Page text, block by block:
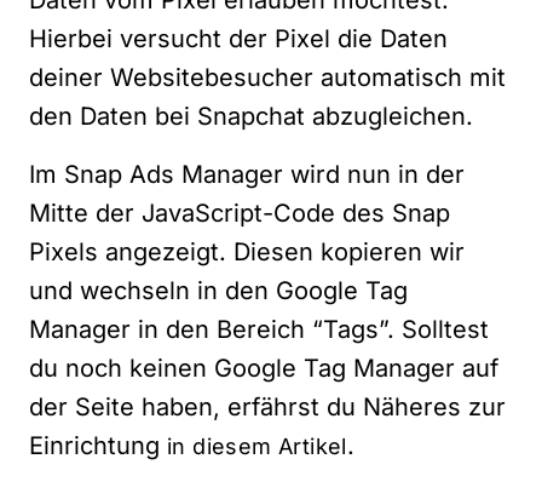
Hierbei versucht der Pixel die Daten
deiner Websitebesucher automatisch mit
den Daten bei Snapchat abzugleichen.
Im Snap Ads Manager wird nun in der
Mitte der JavaScript-Code des Snap
Pixels angezeigt. Diesen kopieren wir
und wechseln in den Google Tag
Manager in den Bereich “Tags”. Solltest
du noch keinen Google Tag Manager auf
der Seite haben, erfährst du Näheres zur
Einrichtung in diesem Artikel.